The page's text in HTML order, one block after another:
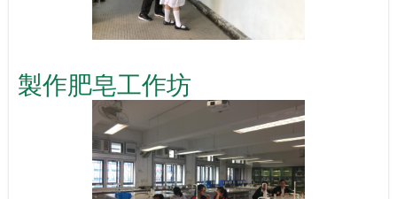
製作肥皂工作坊